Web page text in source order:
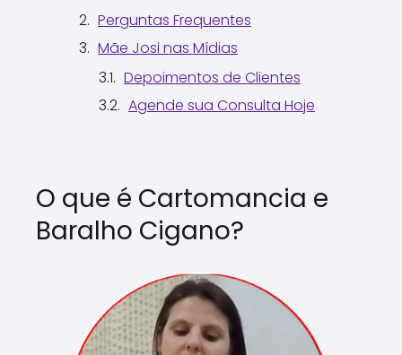
Perguntas Frequentes
Mãe Josi nas Mídias
Depoimentos de Clientes
Agende sua Consulta Hoje
O que é Cartomancia e
Baralho Cigano?